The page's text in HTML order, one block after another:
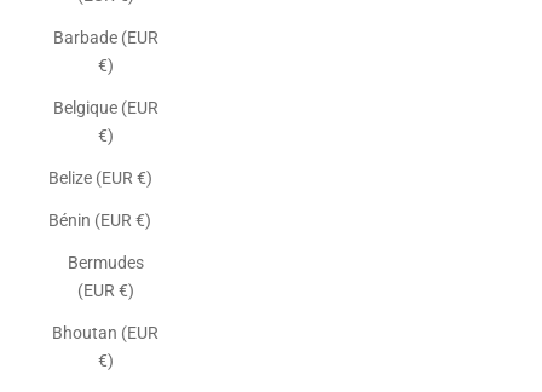
Barbade (EUR
€)
Belgique (EUR
€)
Belize (EUR €)
Bénin (EUR €)
Bermudes
(EUR €)
Bhoutan (EUR
€)